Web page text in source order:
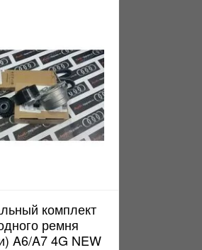
комплект
ремня
A6/A7 4G NEW